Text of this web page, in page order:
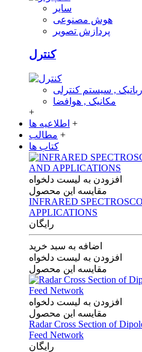
سایر
هوش مصنوعی
پردازش تصویر
کنترل
, سیستم کنترلی
مکانیک , هوافضا
+
اطلاعیه ها +
مطالب +
کتاب ها
افزودن به لیست دلخواه
مقایسه این محصول
INFRARED
APPLICATIONS
رایگان
اضافه به سبد خرید
افزودن به لیست دلخواه
مقایسه این محصول
افزودن به لیست دلخواه
مقایسه این محصول
Radar Cross Section of
Feed Network
رایگان